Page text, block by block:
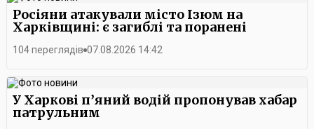
Росіяни атакували місто Ізюм на
Харківщині: є загиблі та поранені
104 переглядів 07.08.2026 14:42
У Харкові п’яний водій пропонував хабар
патрульним